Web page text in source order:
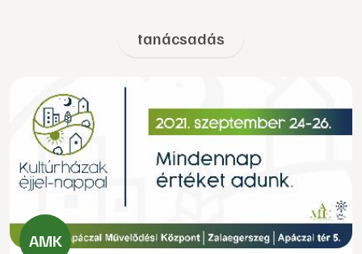
tanácsadás